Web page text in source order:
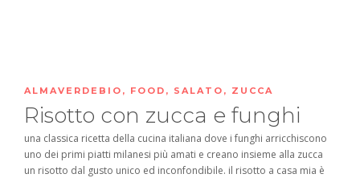
ALMAVERDEBIO , FOOD , SALATO , ZUCCA
Risotto con zucca e funghi
una classica ricetta della cucina italiana dove i funghi arricchiscono
uno dei primi piatti milanesi più amati e creano insieme alla zucca
un risotto dal gusto unico ed inconfondibile. il risotto a casa mia è